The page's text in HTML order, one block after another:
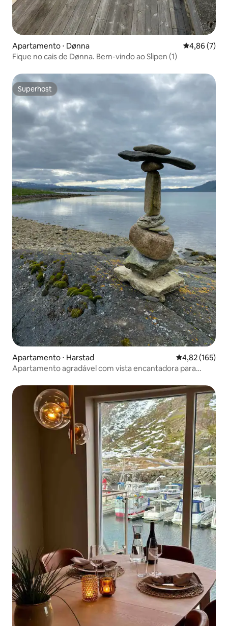
Apartamento ⋅ Dønna 4,86 de uma
4,86 (7)
Fique no cais de Dønna. Bem-vindo ao Slipen (1)
Superhost
Superhost
Apartamento ⋅ Harstad 4,82 de uma
4,82 (165)
Apartamento agradável com vista encantadora para